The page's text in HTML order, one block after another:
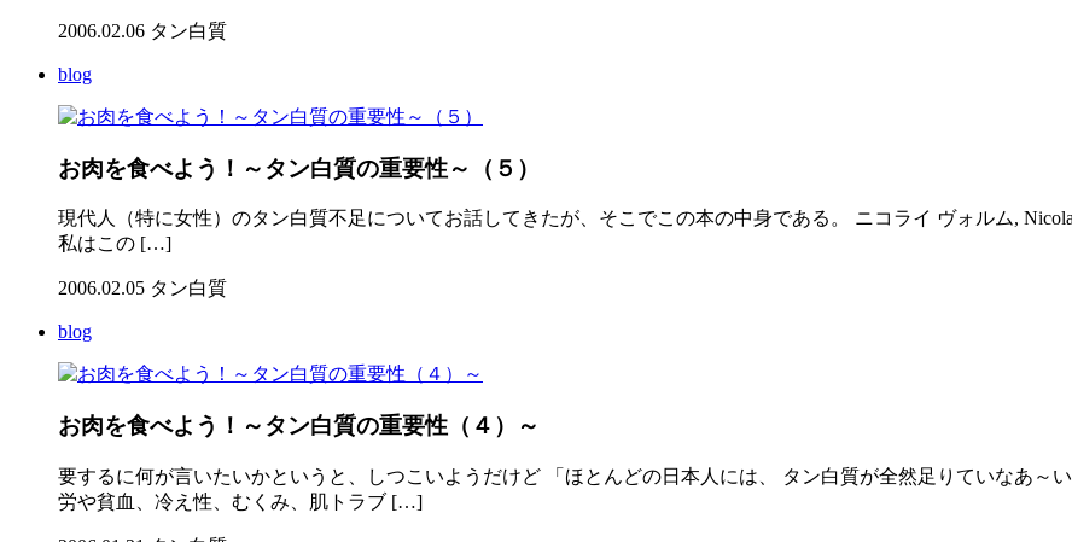
2006.02.06 タン白質
blog
お肉を食べよう！～タン白質の重要性～（５）
現代人（特に女性）のタン白質不足についてお話してきたが、そこでこの本の中身である。 ニコライ ヴォルム,
私はこの […]
2006.02.05 タン白質
blog
お肉を食べよう！～タン白質の重要性（４）～
要するに何が言いたいかというと、しつこいようだけど 「ほとんどの日本人には、 タン白質が全然足りていなあ～
労や貧血、冷え性、むくみ、肌トラブ […]